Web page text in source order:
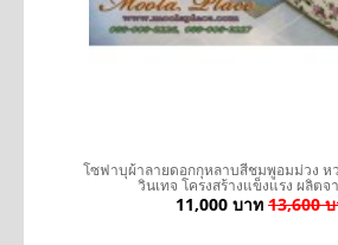
โซฟาบุผ้าลายดอกกุหลาบสีชมพูอมม่วง ห
วินเทจ โครงสร้างแข็งแรง ผลิตจ
11,000 บาท 13,600